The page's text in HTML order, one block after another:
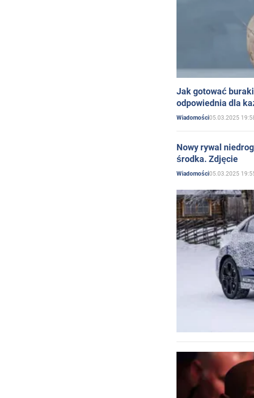
Jak gotować
odpowiednia dla
Wiadomości05.03.2025
Nowy rywal
środka. Zdjęcie
Wiadomości05.03.2025